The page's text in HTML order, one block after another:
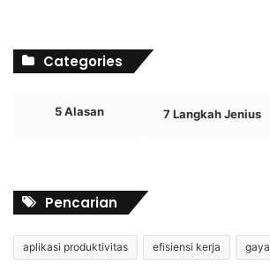
Categories
5 Alasan 7 Langkah Jenius
Pencarian
aplikasi produktivitas efisiensi kerja